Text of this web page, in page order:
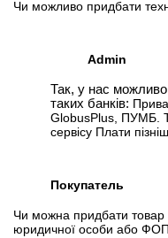
Чи можливо придбати
Admin
Так, у нас можливо
таких банків:
GlobusPlus, ПУМБ.
сервісу Плати
Покупатель
Чи можна придбати товар
юридичної особи або